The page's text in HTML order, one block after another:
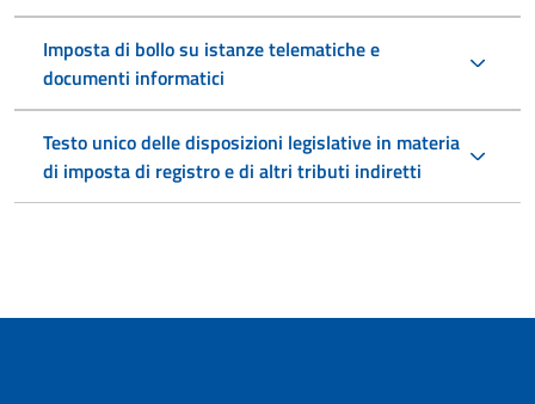
Imposta di bollo su istanze telematiche e
documenti informatici
Testo unico delle disposizioni legislative in materia
di imposta di registro e di altri tributi indiretti